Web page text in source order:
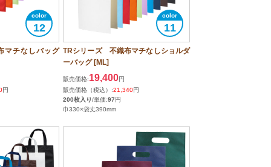
12
チなしバッグ
円
11
TRシリーズ 不織布マチなしショルダ
ーバッグ [ML]
販売価格:19,400円
販売価格（税込）:21,340円
200枚入り/単価:97円
巾330×袋丈390mm